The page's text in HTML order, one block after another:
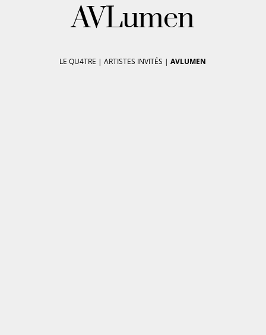
AVLumen
LE QU4TRE |ARTISTES INVITÉS |AVLUMEN